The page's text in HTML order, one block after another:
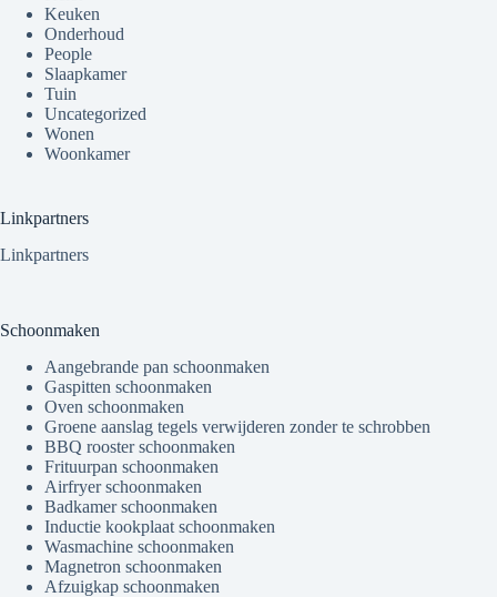
Keuken
Onderhoud
People
Slaapkamer
Tuin
Uncategorized
Wonen
Woonkamer
Linkpartners
Linkpartners
Schoonmaken
Aangebrande pan schoonmaken
Gaspitten schoonmaken
Oven schoonmaken
Groene aanslag tegels verwijderen zonder te schrobben
BBQ rooster schoonmaken
Frituurpan schoonmaken
Airfryer schoonmaken
Badkamer schoonmaken
Inductie kookplaat schoonmaken
Wasmachine schoonmaken
Magnetron schoonmaken
Afzuigkap schoonmaken